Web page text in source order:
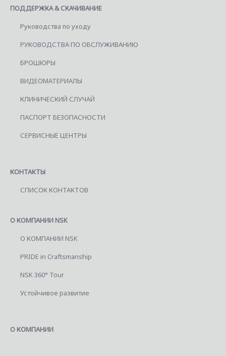
ПОДДЕРЖКА & СКАЧИВАНИЕ
Руководства по уходу
РУКОВОДСТВА ПО ОБСЛУЖИВАНИЮ
БРОШЮРЫ
ВИДЕОМАТЕРИАЛЫ
КЛИНИЧЕСКИЙ СЛУЧАЙ
ПАСПОРТ БЕЗОПАСНОСТИ
СЕРВИСНЫЕ ЦЕНТРЫ
КОНТАКТЫ
СПИСОК КОНТАКТОВ
О КОМПАНИИ NSK
О КОМПАНИИ NSK
PRIDE in Craftsmanship
NSK 360° Tour
Устойчивое развитие
О КОМПАНИИ